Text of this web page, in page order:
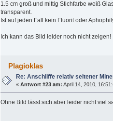
1.5 cm groß und mittig Stichfarbe weiß
transparent.
Ist auf jeden Fall kein Fluorit oder
Ich kann das Bild leider noch nicht zeigen!
Plagioklas
Re: Anschliffe relativ seltener
«Antwort #23 am: April 14, 2010,
Ohne Bild lässt sich aber leider nicht viel